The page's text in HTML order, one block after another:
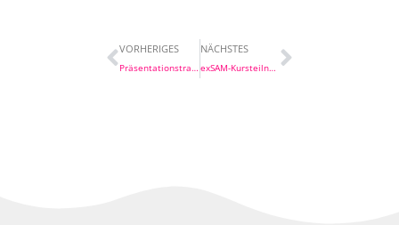
Prev
VORHERIGES
Präsentationstraining an der HDBW
NÄCHSTES
exSAM-KursteilnehmerInnen erhalten HDBW-Zertifikate
Nächster